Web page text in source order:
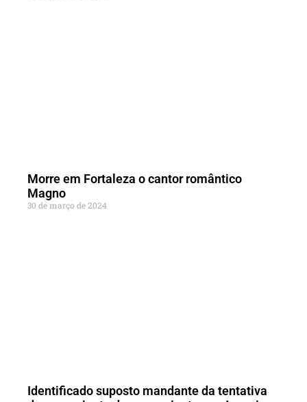
Morre em Fortaleza o cantor romântico
Magno
30 de março de 2024
Identificado suposto mandante da tentativa